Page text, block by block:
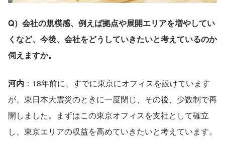
Q）会社の規模感、例えば拠点や展開エリアを増やしてい
くなど、今後、会社をどうしていきたいと考えているのか
伺えますか。
河内 ：18年前に、すでに東京にオフィスを設けています
が、東日本大震災のときに一度閉じ、その後、少数制で再
開しました。まずはこの東京オフィスを支社として確立
し、東京エリアの収益を高めていきたいと考えています。